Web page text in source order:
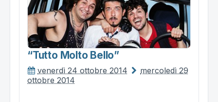
“tutto Molto Bello”
venerdì 24 ottobre 2014
mercoledì 29
ottobre 2014